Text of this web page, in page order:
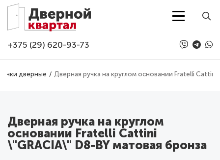
Перейти к основному содержанию
+375 (29) 620-93-73
дверные Дверная ручка на круглом основании Fratelli Cattini
Дверная ручка на круглом
основании Fratelli Cattini
\"GRACIA\" D8-BY матовая бронза